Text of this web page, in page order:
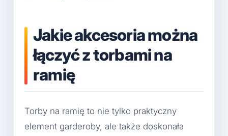
Jakie akcesoria można
łączyć z torbami na
ramię
Torby na ramię to nie tylko praktyczny
element garderoby, ale także doskonała